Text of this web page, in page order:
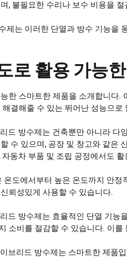
, 불필요한 수리나 보수 비용을
제는 이러한 단열과 방수 기능을
로 활용 가능
한 스마트한 제품을 소개합니다
결해줄 수 있는 뛰어난 성능으
드 방수제는 건축뿐만 아니라 다
수 있으며, 공장 및 창고와 같은
동차 부품 및 조립 공정에서도 활
온도에서부터 높은 온도까지 안
뢰성있게 사용할 수 있습니다.
드 방수제는 효율적인 단열 기능
소비를 절감할 수 있습니다. 이
브리드 방수제는 스마트한 제품